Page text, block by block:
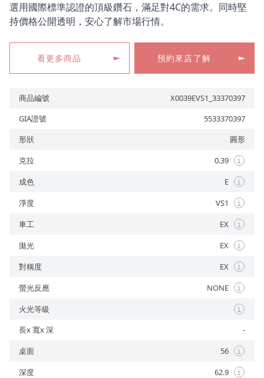
選用國際標準認證的頂級鑽石，滿足對4C的需求。同時堅
持價格公開透明，安心了解市場行情。
看更多商品 預約來店了解
商品編號
X0039EVS1_33370397
GIA證號
5533370397
形狀
圓形
克拉
0.39 i
成色 E i
淨度 VS1 i
車工 EX i
拋光 EX i
對稱度 EX i
螢光反應 NONE i
火光等級 i
長x 寬x 深
-
桌面
56 i
深度 62.9 i